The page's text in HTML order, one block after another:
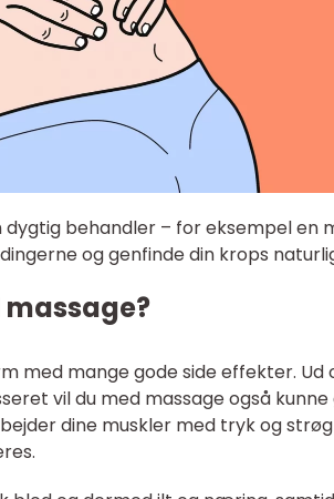
behandler – for eksempel en
og genfinde din krops
med mange gode side effekter.
vil du med massage også
dine muskler med tryk og